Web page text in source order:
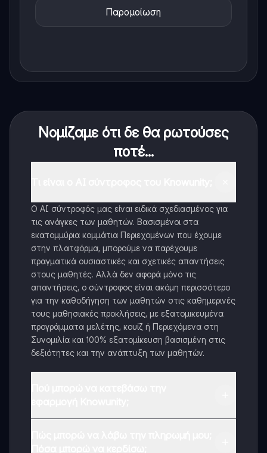
Παρομοίωση
Νομίζαμε ότι δε θα ρωτούσες
ποτέ...
Ο AI σύντροφός μας είναι ειδικά σχεδιασμένος για
τις ανάγκες των μαθητών. Βασισμένοι στα
εκατομμύρια κομμάτια Περιεχομένων που έχουμε
στην πλατφόρμα, μπορούμε να παρέχουμε
πραγματικά ουσιαστικές και σχετικές απαντήσεις
στους μαθητές. Αλλά δεν αφορά μόνο τις
απαντήσεις, ο σύντροφος είναι ακόμη περισσότερο
για την καθοδήγηση των μαθητών στις καθημερινές
τους μαθησιακές προκλήσεις, με εξατομικευμένα
προγράμματα μελέτης, κουίζ ή Περιεχόμενα στη
Συνομιλία και 100% εξατομίκευση βασισμένη στις
δεξιότητες και την ανάπτυξη των μαθητών.